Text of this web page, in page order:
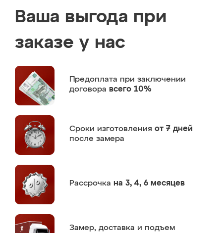
Ваша выгода при
заказе у нас
Предоплата при заключении
договора всего 10%
Сроки изготовления от 7 дней
после замера
Рассрочка на 3, 4, 6 месяцев
Замер, доставка и подъем